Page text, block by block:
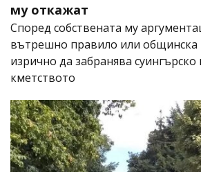
му откажат
Според собствената му
вътрешно правило или общинска
изрично да забранява суингърско
кметството